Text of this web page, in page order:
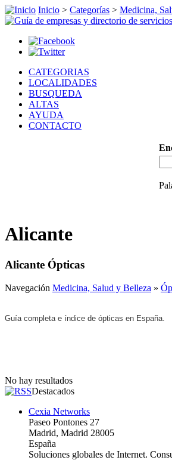
Inicio > Categorías > Medicina,
CATEGORIAS
LOCALIDADES
BUSQUEDA
ALTAS
AYUDA
CONTACTO
Alicante
Alicante Ópticas
Navegación Medicina, Salud y Belleza »
Guía completa e índice de ópticas en España.
No hay resultados
Destacados
Cexia Networks
Paseo Pontones 27
Madrid, Madrid 28005
España
Soluciones globales de Internet.